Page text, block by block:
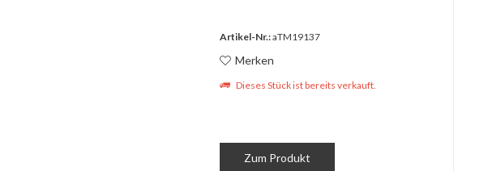
Artikel-Nr.:aTM19137
Merken
Dieses Stück ist bereits verkauft.
Zum Produkt